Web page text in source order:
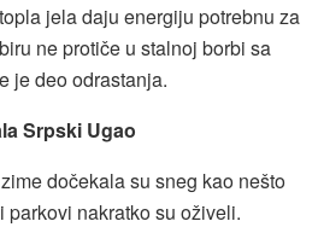
jela daju energiju potrebnu za
ne protiče u stalnoj borbi sa
je deo odrastanja.
Srpski Ugao
dočekala su sneg kao nešto
nakratko su oživeli.